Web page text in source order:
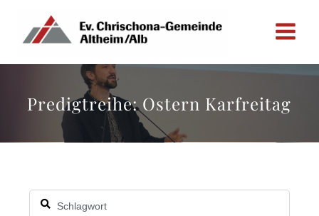
Inhalt
Predigtreihe: Ostern Karfreitag